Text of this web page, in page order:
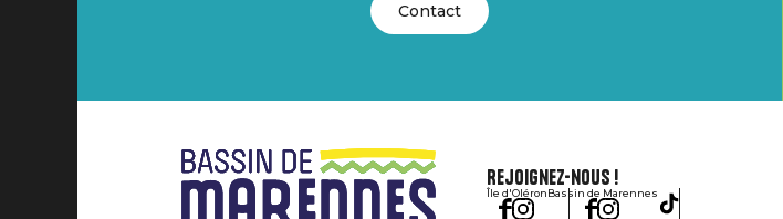
Contact
Rejoignez-nous !
Île d'OléronBassin de Marennes